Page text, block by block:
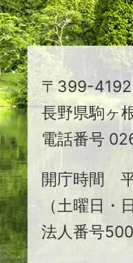
〒399-4192
長野県駒ヶ
電話番号
開庁時間
（土曜日
法人番号